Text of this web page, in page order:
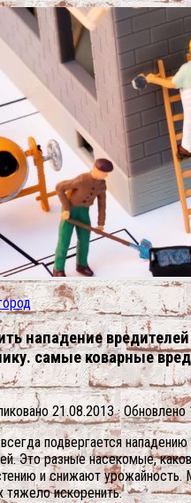
нападение
самые коварные
21.08.2013· Обновлено
подвергается
Это разные насекомые,
и снижают урожайность.
искоренить.